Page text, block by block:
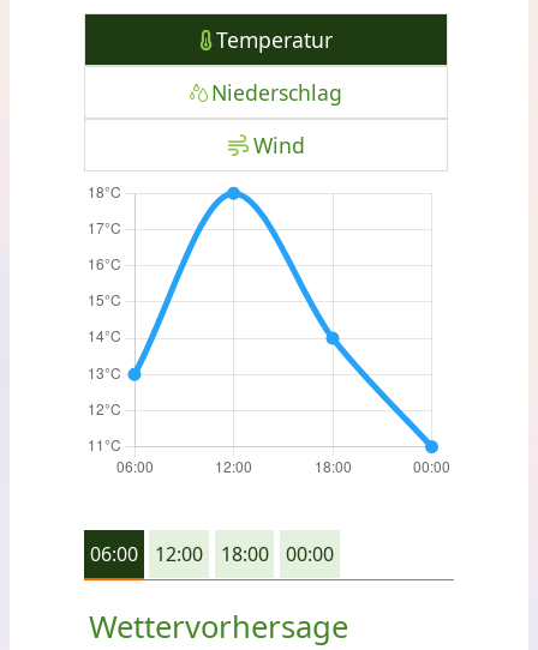
Temperatur
Niederschlag
Wind
06:00 12:00 18:00 00:00
Wettervorhersage